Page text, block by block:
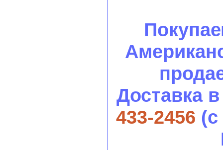
Доставка
433-2456